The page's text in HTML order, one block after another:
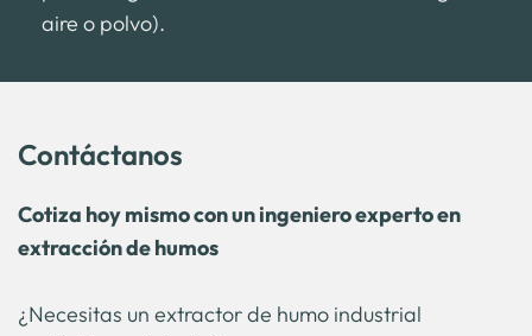
aire o polvo).
Contáctanos
Cotiza hoy mismo con un ingeniero experto en
extracción de humos
¿Necesitas un extractor de humo industrial